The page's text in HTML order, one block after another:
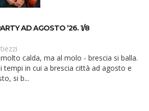
AD AGOSTO ’26. 1/8
tempi in cui a brescia città ad agosto e
si b...